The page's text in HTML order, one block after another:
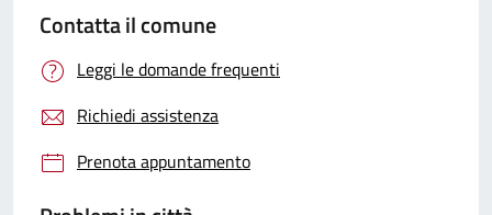
Contatta il comune
Leggi le domande frequenti
Richiedi assistenza
Prenota appuntamento